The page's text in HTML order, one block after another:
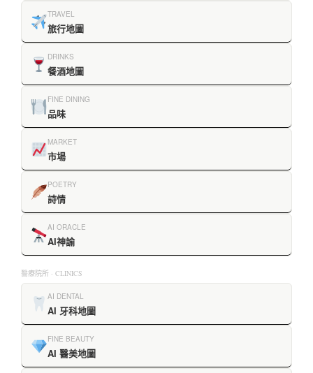
TRAVEL
旅行地圖
DRINKS
餐酒地圖
FINE DINING
品味
MARKET
市場
POETRY
詩情
AI ORACLE
AI神諭
醫療院所 · CLINICS
AI DENTAL
AI 牙科地圖
FINE BEAUTY
AI 醫美地圖